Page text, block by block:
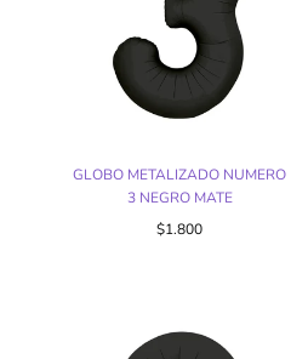
GLOBO METALIZADO NUMERO
3 NEGRO MATE
$1.800